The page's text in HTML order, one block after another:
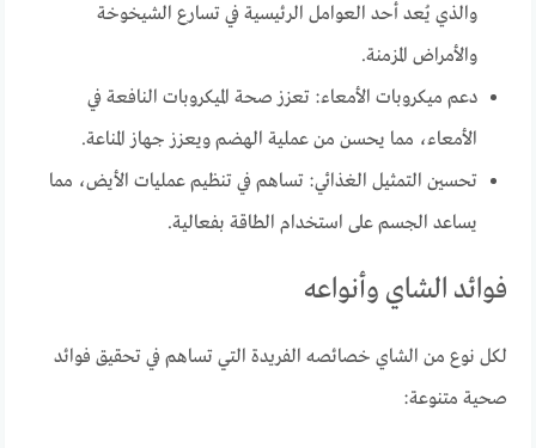
والذي يُعد أحد العوامل الرئيسية في تسارع الشيخوخة
والأمراض المزمنة.
دعم ميكروبات الأمعاء: تعزز صحة الميكروبات النافعة في
الأمعاء، مما يحسن من عملية الهضم ويعزز جهاز المناعة.
تحسين التمثيل الغذائي: تساهم في تنظيم عمليات الأيض، مما
يساعد الجسم على استخدام الطاقة بفعالية.
فوائد الشاي وأنواعه
لكل نوع من الشاي خصائصه الفريدة التي تساهم في تحقيق فوائد
صحية متنوعة: